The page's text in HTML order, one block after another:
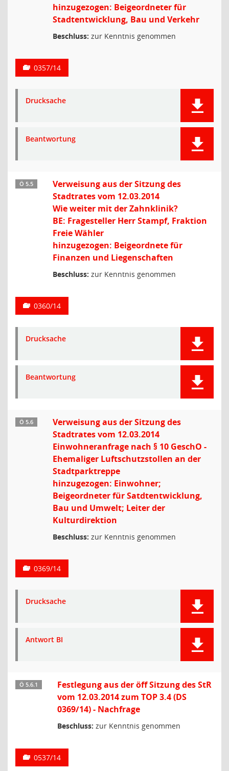
hinzugezogen: Beigeordneter für
Stadtentwicklung, Bau und Verkehr
Beschluss: zur Kenntnis genommen
0357/14
Drucksache
Beantwortung
Ö 5.5
Verweisung aus der Sitzung des
Stadtrates vom 12.03.2014
Wie weiter mit der Zahnklinik?
BE: Fragesteller Herr Stampf, Fraktion
Freie Wähler
hinzugezogen: Beigeordnete für
Finanzen und Liegenschaften
Beschluss: zur Kenntnis genommen
0360/14
Drucksache
Beantwortung
Ö 5.6
Verweisung aus der Sitzung des
Stadtrates vom 12.03.2014
Einwohneranfrage nach § 10 GeschO -
Ehemaliger Luftschutzstollen an der
Stadtparktreppe
hinzugezogen: Einwohner;
Beigeordneter für Satdtentwicklung,
Bau und Umwelt; Leiter der
Kulturdirektion
Beschluss: zur Kenntnis genommen
0369/14
Drucksache
Antwort BI
Ö 5.6.1
Festlegung aus der öff Sitzung des StR
vom 12.03.2014 zum TOP 3.4 (DS
0369/14) - Nachfrage
Beschluss: zur Kenntnis genommen
0537/14